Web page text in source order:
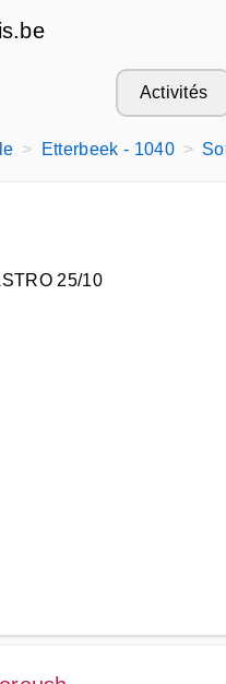
Activités
Etterbeek - 1040
25/10